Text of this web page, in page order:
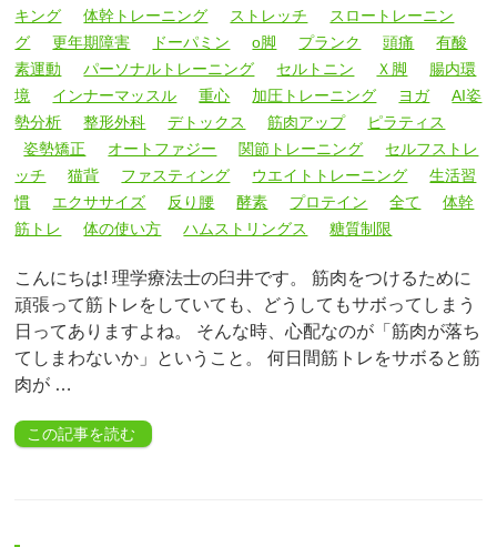
キング
体幹トレーニング ストレッチ
スロートレーニン
グ
更年期障害 ドーパミン o脚 プランク 頭痛
有酸
素運動
パーソナルトレーニング セルトニン Ｘ脚
腸内環
境
インナーマッスル 重心 加圧トレーニング ヨガ
AI姿
勢分析
整形外科 デトックス 筋肉アップ
ピラティス
姿勢矯正
オートファジー 関節トレーニング
セルフストレ
ッチ
猫背 ファスティング ウエイトトレーニング
生活習
慣
エクササイズ 反り腰 酵素 プロテイン 全て
体幹
筋トレ
体の使い方 ハムストリングス 糖質制限
こんにちは! 理学療法士の臼井です。 筋肉をつけるために
頑張って筋トレをしていても、どうしてもサボってしまう
日ってありますよね。 そんな時、心配なのが「筋肉が落ち
てしまわないか」ということ。 何日間筋トレをサボると筋
肉が …
この記事を読む